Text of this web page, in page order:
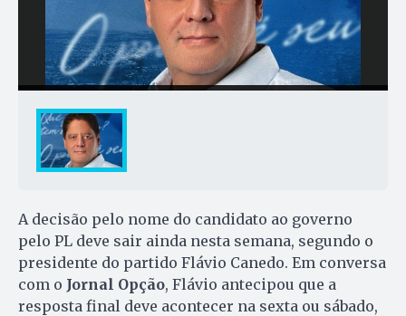
A decisão pelo nome do candidato ao governo
pelo PL deve sair ainda nesta semana, segundo o
presidente do partido Flávio Canedo. Em conversa
com o Jornal Opção, Flávio antecipou que a
resposta final deve acontecer na sexta ou sábado,